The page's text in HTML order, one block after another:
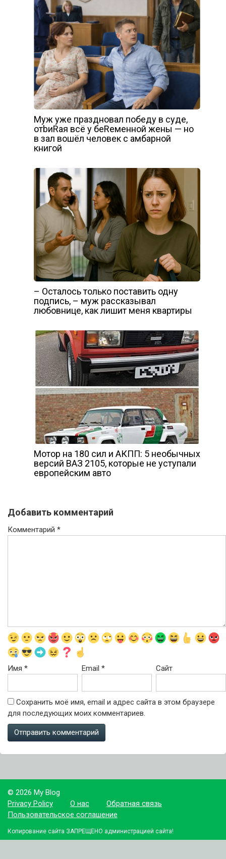
Муж уже праздновал победу в суде,
отbиRая всё у беRеменной жены — но
в зал вошёл человек с амбарной
книгой
– Осталось только поставить одну
подпись, – муж рассказывал
любовнице, как лишит меня квартиры
Мотор на 180 сил и АКПП: 5 необычных
версий ВАЗ 2105, которые не уступали
европейским авто
Добавить комментарий
Комментарий *
Имя * Email* Сайт
Сохранить моё имя, email и адрес сайта в этом браузере
для последующих моих комментариев.
© 2026 My Blog
Privacy Policy
О нас
Обратная связь
Пользовательское соглашение
Копирование сайта ЗАПРЕЩЕНО администрацией сайта!